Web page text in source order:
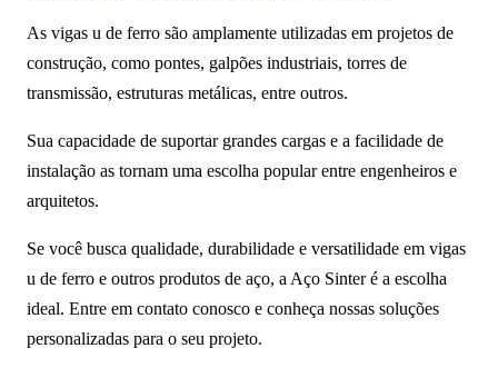
As vigas u de ferro são amplamente utilizadas em projetos de
construção, como pontes, galpões industriais, torres de
transmissão, estruturas metálicas, entre outros.
Sua capacidade de suportar grandes cargas e a facilidade de
instalação as tornam uma escolha popular entre engenheiros e
arquitetos.
Se você busca qualidade, durabilidade e versatilidade em vigas
u de ferro e outros produtos de aço, a Aço Sinter é a escolha
ideal. Entre em contato conosco e conheça nossas soluções
personalizadas para o seu projeto.